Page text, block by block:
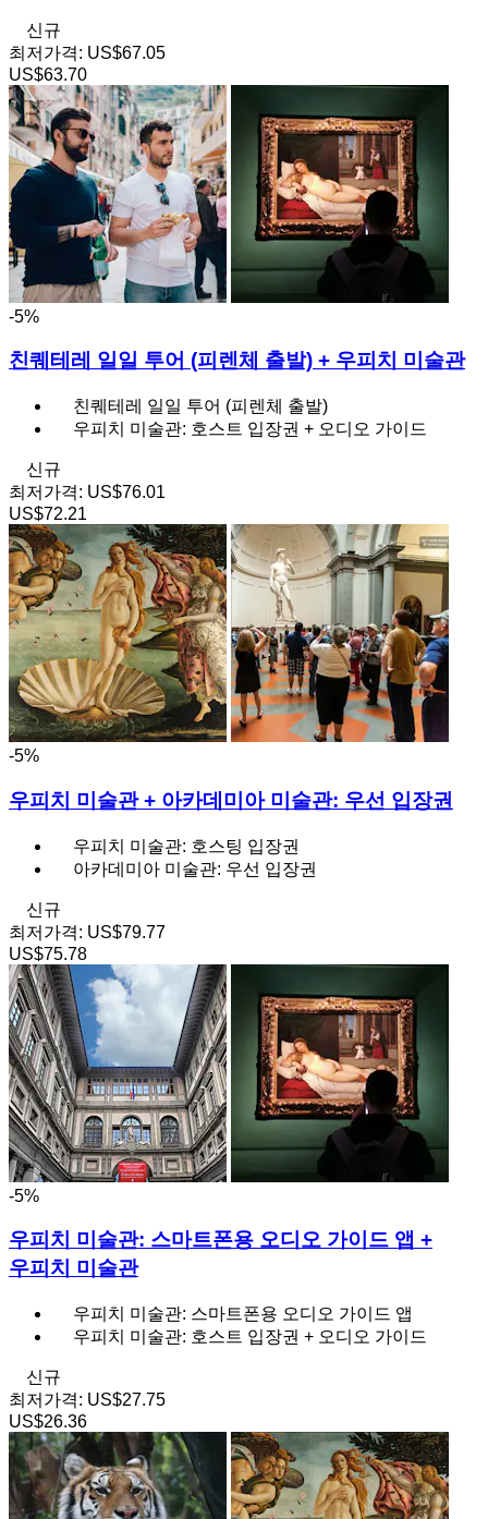
신규
최저가격: US$67.05
US$63.70
-5%
친퀘테레 일일 투어 (피렌체 출발) + 우피치 미술관
친퀘테레 일일 투어 (피렌체 출발)
우피치 미술관: 호스트 입장권 + 오디오 가이드
신규
최저가격: US$76.01
US$72.21
-5%
우피치 미술관 + 아카데미아 미술관: 우선 입장권
우피치 미술관: 호스팅 입장권
아카데미아 미술관: 우선 입장권
신규
최저가격: US$79.77
US$75.78
-5%
우피치 미술관: 스마트폰용 오디오 가이드 앱 +
우피치 미술관
우피치 미술관: 스마트폰용 오디오 가이드 앱
우피치 미술관: 호스트 입장권 + 오디오 가이드
신규
최저가격: US$27.75
US$26.36